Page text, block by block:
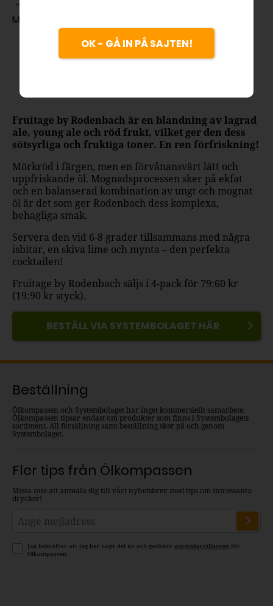
Mingel
Fruitage by
Rodenbach
Fruitage by Rodenbach är en blandning av lagrad
ale, young ale och röd frukt, vilket ger den dess
sötsyrliga och fruktiga toner. En ren förfriskning!
Mörkröd i färgen, men en förvånansvärt lätt och
uppfriskande öl. Mognadsprocessen sker på ekfat
och en balanserad kombination av ungt och mognat
öl är det som ger Rodenbach dess komplexa,
behagliga smak.
Servera den vid 6-8 grader tillsammans med några
isbitar, en skiva lime och mynta – den perfekta
cocktailen!
Fruitage by Rodenbach säljs i 4-pack för 79:60 kr
(19:90 kr styck).
BESTÄLL VIA SYSTEMBOLAGET HÄR
Beställning
Ölkompassen och Systembolaget har inget kommersiellt samarbete.
Ölkompassen tipsar endast om produkter som finns i Systembolagets
sortiment. All försäljning samt beställning sker på och genom
Systembolaget.
Fler tips från Ölkompassen
Missa inte att anmäla dig till vårt nyhetsbrev med tips om intressanta
drycker!
Jag bekräftar att jag har tagit del av och godkänt användarvillkoren för
Ölkompassen
OK - GÅ IN PÅ SAJTEN!